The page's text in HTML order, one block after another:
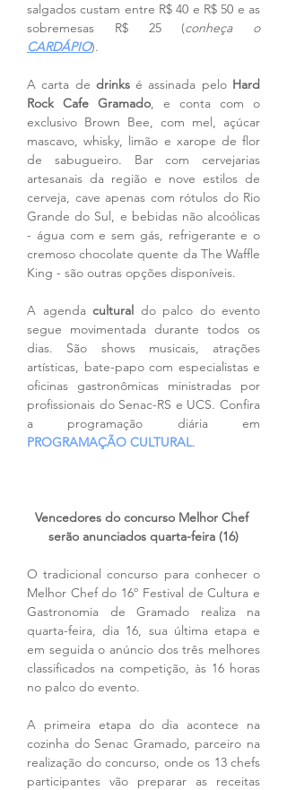
salgados custam entre R$ 40 e R$ 50 e as
sobremesas R$ 25 (
conheça o
CARDÁPIO).
A carta de drinks é assinada pelo Hard
Rock Cafe Gramado, e conta com o
exclusivo Brown Bee, com mel, açúcar
mascavo, whisky, limão e xarope de flor
de sabugueiro. Bar com cervejarias
artesanais da região e nove estilos de
cerveja, cave apenas com rótulos do Rio
Grande do Sul, e bebidas não alcoólicas
- água com e sem gás, refrigerante e o
cremoso chocolate quente da The Waffle
King - são outras opções disponíveis.
A agenda cultural
do palco do evento
segue movimentada durante todos os
dias. São shows musicais, atrações
artísticas, bate-papo com especialistas e
oficinas gastronômicas ministradas por
profissionais do Senac-RS e UCS. Confira
PROGRAMAÇÃO CULTURAL.
Vencedores do concurso Melhor Chef
serão anunciados quarta-feira (16)
O tradicional concurso para conhecer o
Melhor Chef do 16º Festival de Cultura e
Gastronomia de Gramado realiza na
quarta-feira, dia 16, sua última etapa e
em seguida o anúncio dos três melhores
classificados na competição, às 16 horas
no palco do evento.
A primeira etapa do dia acontece na
cozinha do Senac Gramado, parceiro na
realização do concurso, onde os 13 chefs
participantes vão preparar as receitas